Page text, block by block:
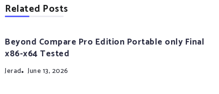
Related Posts
Beyond Compare Pro Edition Portable only Final
x86-x64 Tested
Jerad June 13, 2026